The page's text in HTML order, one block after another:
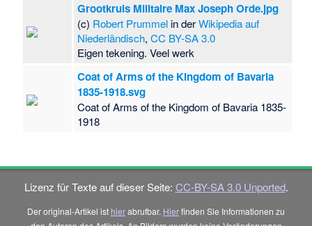
Grootkruis Militaire Max Joseph Orde.jpg
(c) Robert Prummel in derWikipedia auf
Niederländisch,CC BY-SA 3.0
Eigen tekening. Veel werk
Coat of Arms of the Kingdom of Bavaria
1835-1918.svg
Coat of Arms of the Kingdom of Bavaria 1835-
1918
Lizenz für Texte auf dieser Seite: CC-BY-SA 3.0 Unported.
Der original-Artikel ist hierabrufbar. Hierfinden Sie Informationen zu